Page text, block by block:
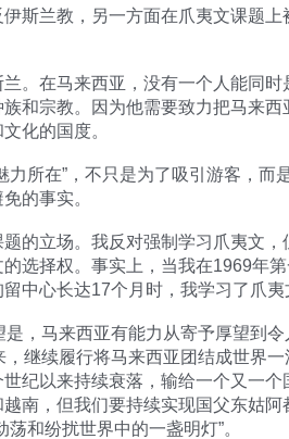
斯兰教，另一方面在爪夷文课题上
。在马来西亚，没有一个人能同时
和宗教。因为他需要致力把马来西
化的国度。
力所在”，不只是为了吸引游客，而
的事实。
的立场。我反对强制学习爪夷文，
选择权。事实上，当我在1969年
中心长达17个月时，我学习了爪夷
，马来西亚有能力从寄予厚望到
继续履行将马来西亚团结成世界
世纪以来持续衰落，输给一个又一
南，但我们要持续实现国父东姑阿
和纷扰世界中的一盏明灯”。